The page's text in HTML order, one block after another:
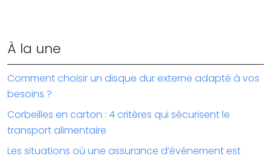
À la une
Comment choisir un disque dur externe adapté à vos
besoins ?
Corbeilles en carton : 4 critères qui sécurisent le
transport alimentaire
Les situations où une assurance d’événement est